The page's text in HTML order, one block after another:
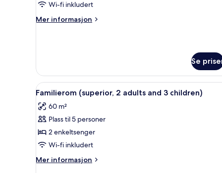
(superior,
2
adults
Wi-fi inkludert
Mer informasjon
Mer
adults
and
4
Se
Åpne
alle
bildene
av
Familierom
(superior,
2
adults
Sengetøy av topp kvalitet,
5
Familierom (superior, 2 adults and 3 children)
60 m²
Plass til 5 personer
2 enkeltsenger
Wi-fi inkludert
Mer informasjon
Mer